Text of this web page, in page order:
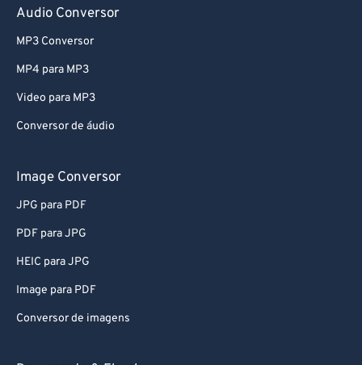
Audio Conversor
MP3 Conversor
MP4 para MP3
Video para MP3
Conversor de áudio
Image Conversor
JPG para PDF
PDF para JPG
HEIC para JPG
Image para PDF
Conversor de imagens